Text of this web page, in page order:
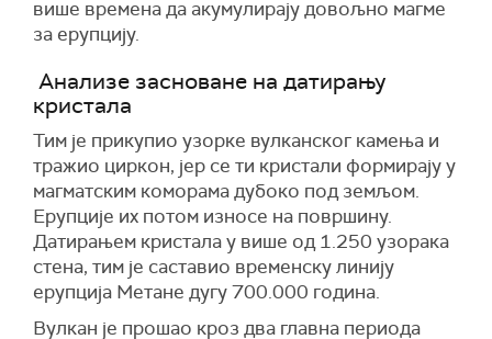
више времена да акумулирају довољно магме
за ерупцију.
Анализе засноване на датирању
кристала
Тим је прикупио узорке вулканског камења и
тражио циркон, јер се ти кристали формирају у
магматским коморама дубоко под земљом.
Ерупције их потом износе на површину.
Датирањем кристала у више од 1.250 узорака
стена, тим је саставио временску линију
ерупција Метане дугу 700.000 година.
Вулкан је прошао кроз два главна периода